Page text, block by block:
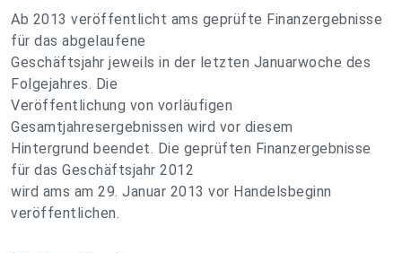
Ab 2013 veröffentlicht ams geprüfte Finanzergebnisse
für das abgelaufene
Geschäftsjahr jeweils in der letzten Januarwoche des
Folgejahres. Die
Veröffentlichung von vorläufigen
Gesamtjahresergebnissen wird vor diesem
Hintergrund beendet. Die geprüften Finanzergebnisse
für das Geschäftsjahr 2012
wird ams am 29. Januar 2013 vor Handelsbeginn
veröffentlichen.